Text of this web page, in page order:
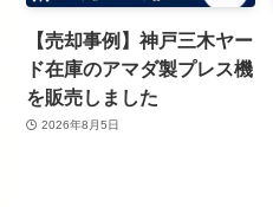
【売却事例】神戸三木ヤー
ド在庫のアマダ製プレス機
を販売しました
2026年8月5日